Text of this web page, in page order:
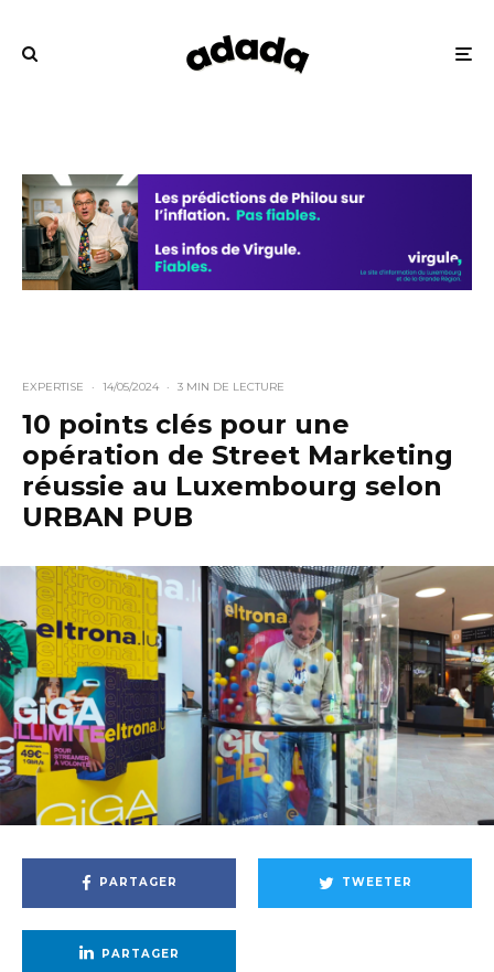
EXPERTISE · 14/05/2024 · 3 MIN DE LECTURE
10 points clés pour une
opération de Street Marketing
réussie au Luxembourg selon
URBAN PUB
PARTAGER TWEETER
PARTAGER